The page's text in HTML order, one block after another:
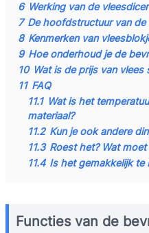
6 Werking van de vleesdicer
7 De hoofdstructuur van
8 Kenmerken van
9 Hoe onderhoud je de
10 Wat is de prijs van vlees
11 FAQ
11.1 Wat is het
materiaal?
11.2 Kun je ook andere
11.3 Roest het? Wat
11.4 Is het gemakkelijk te
Functies van de